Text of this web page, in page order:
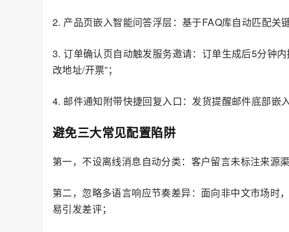
2. 产品页嵌入智能问答浮层：基于FAQ库自动匹配关
3. 订单确认页自动触发服务邀请：订单生成后5分钟
改地址/开票”；
4. 邮件通知附带快捷回复入口：发货提醒邮件底部嵌
避免三大常见配置陷阱
第一，不设离线消息自动分类：客户留言未标注来源
第二，忽略多语言响应节奏差异：面向非中文市场时
易引发差评；